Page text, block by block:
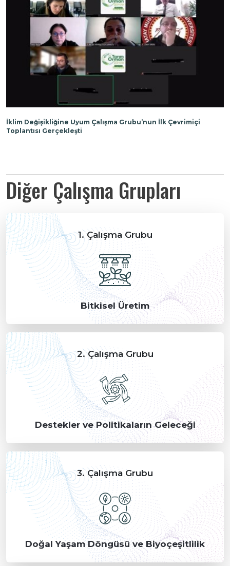
İklim Değişikliğine Uyum Çalışma Grubu’nun İlk Çevrimiçi
Toplantısı Gerçekleşti
Diğer Çalışma Grupları
1. Çalışma Grubu
Bitkisel Üretim
2. Çalışma Grubu
Destekler ve Politikaların Geleceği
3. Çalışma Grubu
Doğal Yaşam Döngüsü ve Biyoçeşitlilik